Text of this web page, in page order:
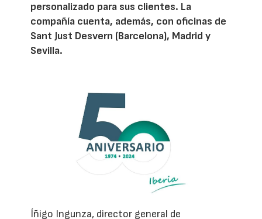
personalizado para sus clientes. La
compañía cuenta, además, con oficinas de
Sant Just Desvern (Barcelona), Madrid y
Sevilla.
Íñigo Ingunza, director general de